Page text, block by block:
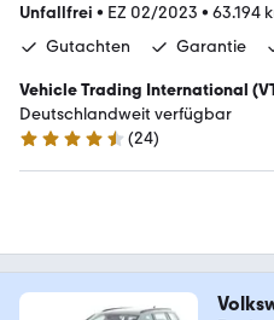
Unfallfrei • EZ 02/2023 • 63.194
Gutachten
Garantie
Vehicle Trading International
Deutschlandweit verfügbar
4.4 Sterne
(24)